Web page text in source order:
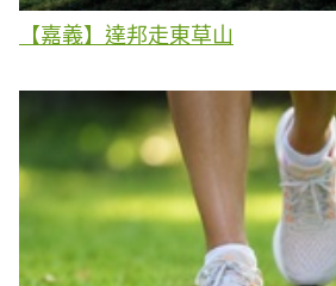
【嘉義】達邦走東草山